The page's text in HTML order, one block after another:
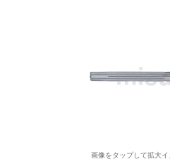
画像をタップして拡大